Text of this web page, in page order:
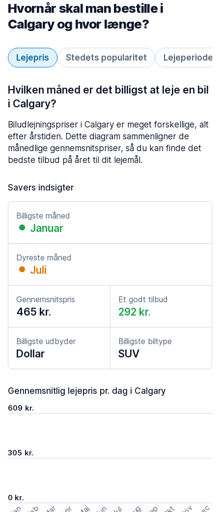
Hvornår skal man bestille i
Calgary og hvor længe?
Lejepris Stedets popularitet Lejeperiode
Hvilken måned er det billigst at leje en bil
i Calgary?
Biludlejningspriser i Calgary er meget forskellige, alt
efter årstiden. Dette diagram sammenligner de
månedlige gennemsnitspriser, så du kan finde det
bedste tilbud på året til dit lejemål.
Savers indsigter
Billigste måned
Januar
Dyreste måned
Juli
Gennemsnitspris
465 kr.
Et godt tilbud
292 kr.
Billigste udbyder
Dollar
Billigste biltype
SUV
Gennemsnitlig lejepris pr. dag i Calgary
609 kr.
305 kr.
0 kr.